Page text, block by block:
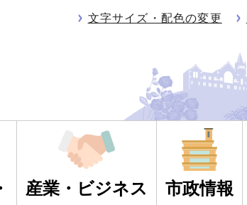
文字サイズ・配色の変更
産業・ビジネス 市政情報